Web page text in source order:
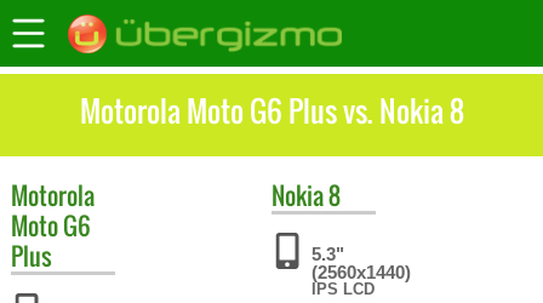
Motorola Moto G6 Plus vs. Nokia 8
Motorola
Moto G6
Plus
Nokia8
5.3"
(2560x1440)
IPS LCD